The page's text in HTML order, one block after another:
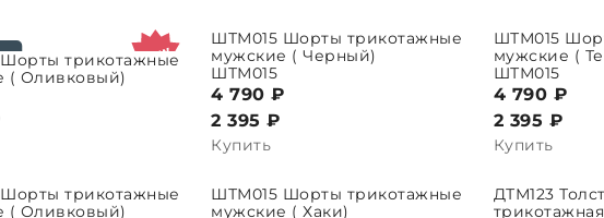
трикотажные
( Оливковый)
ВЫБРАТЬ ПАРАМЕТРЫ
ШТМ015 Шорты трикотажные
мужские ( Черный)
ШТМ015
4 790 ₽
2 395 ₽
Купить
ВЫБРАТЬ ПАРАМЕТРЫ
ШТМ015
мужские (
ШТМ015
4 790 ₽
2 395 ₽
Купить
трикотажные
( Оливковый)
ВЫБРАТЬ ПАРАМЕТРЫШТМ015 Шорты трикотажные
мужские ( Хаки)
ВЫБРАТЬ ПАРАМЕТРЫ
ДТМ123